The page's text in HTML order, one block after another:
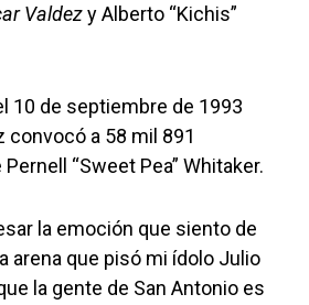
Valdezy Alberto “Kichis”
10 de septiembre de 1993
convocó a 58 mil 891
“Sweet Pea” Whitaker.
la emoción que siento de
arena que pisó mi ídolo Julio
la gente de San Antonio es